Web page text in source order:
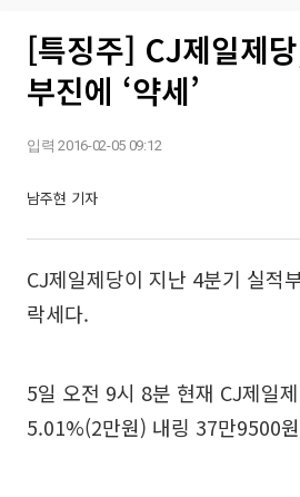
[특징주] CJ제일제
부진에 ‘약세’
입력 2016-02-05 09:12
남주현 기자
CJ제일제당이 지난 4분기 실적
락세다.
5일 오전 9시 8분 현재 CJ제일
5.01%(2만원) 내링 37만9500